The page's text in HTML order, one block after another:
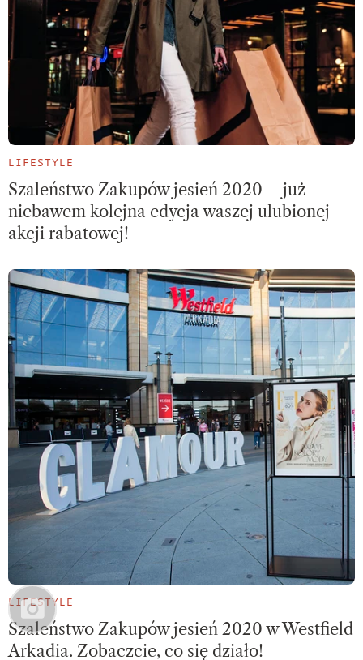
LIFESTYLE
Szaleństwo Zakupów jesień 2020 – już
niebawem kolejna edycja waszej ulubionej
akcji rabatowej!
LIFESTYLE
Szaleństwo Zakupów jesień 2020 w Westfield
Arkadia. Zobaczcie, co się działo!